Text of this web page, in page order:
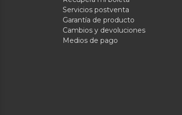
Servicios postventa
Garantía de producto
Cambios y devoluciones
Medios de pago